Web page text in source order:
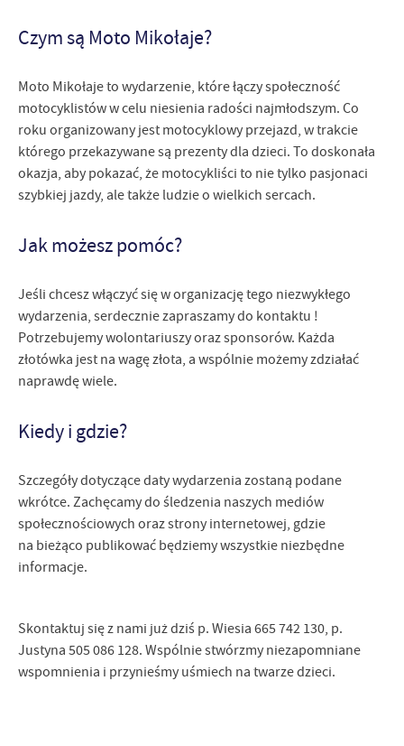
Czym są Moto Mikołaje?
Moto Mikołaje to wydarzenie, które łączy społeczność
motocyklistów w celu niesienia radości najmłodszym. Co
roku organizowany jest motocyklowy przejazd, w trakcie
którego przekazywane są prezenty dla dzieci. To doskonała
okazja, aby pokazać, że motocykliści to nie tylko pasjonaci
szybkiej jazdy, ale także ludzie o wielkich sercach.
Jak możesz pomóc?
Jeśli chcesz włączyć się w organizację tego niezwykłego
wydarzenia, serdecznie zapraszamy do kontaktu !
Potrzebujemy wolontariuszy oraz sponsorów. Każda
złotówka jest na wagę złota, a wspólnie możemy zdziałać
naprawdę wiele.
Kiedy i gdzie?
Szczegóły dotyczące daty wydarzenia zostaną podane
wkrótce. Zachęcamy do śledzenia naszych mediów
społecznościowych oraz strony internetowej, gdzie
na bieżąco publikować będziemy wszystkie niezbędne
informacje.
Skontaktuj się z nami już dziś p. Wiesia 665 742 130, p.
Justyna 505 086 128. Wspólnie stwórzmy niezapomniane
wspomnienia i przynieśmy uśmiech na twarze dzieci.